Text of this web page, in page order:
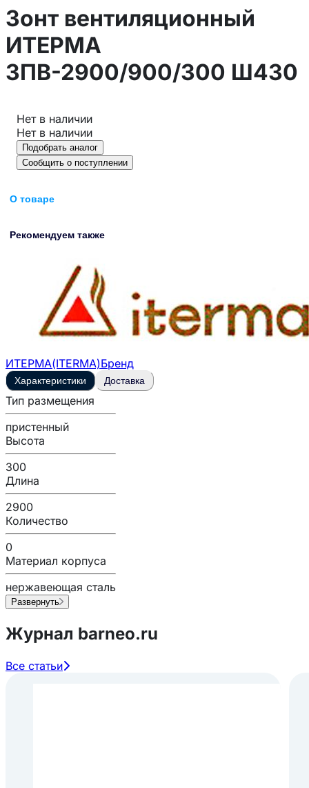
Зонт вентиляционный
ИТЕРМА
ЗПВ-2900/900/300 Ш430
Нет в наличии
Нет в наличии
Подобрать аналог
Сообщить о поступлении
О товаре
Рекомендуем также
ИТЕРМА(ITERMA)Бренд
Характеристики Доставка
Тип размещения
пристенный
Высота
300
Длина
2900
Количество
0
Материал корпуса
нержавеющая сталь
Развернуть
Журнал barneo.ru
Все статьи